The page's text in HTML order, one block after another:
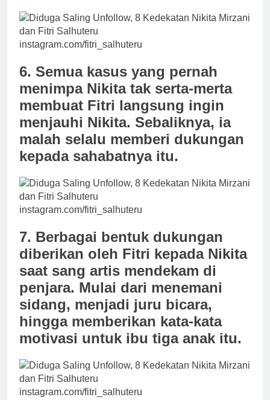
instagram.com/fitri_salhuteru
6. Semua kasus yang pernah
menimpa Nikita tak serta-merta
membuat Fitri langsung ingin
menjauhi Nikita. Sebaliknya, ia
malah selalu memberi dukungan
kepada sahabatnya itu.
instagram.com/fitri_salhuteru
7. Berbagai bentuk dukungan
diberikan oleh Fitri kepada Nikita
saat sang artis mendekam di
penjara. Mulai dari menemani
sidang, menjadi juru bicara,
hingga memberikan kata-kata
motivasi untuk ibu tiga anak itu.
instagram.com/fitri_salhuteru